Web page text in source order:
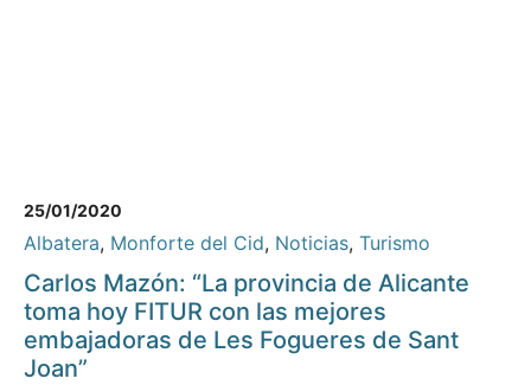
25/01/2020
Albatera, Monforte del Cid, Noticias, Turismo
Carlos Mazón: “La provincia de Alicante
toma hoy FITUR con las mejores
embajadoras de Les Fogueres de Sant
Joan”